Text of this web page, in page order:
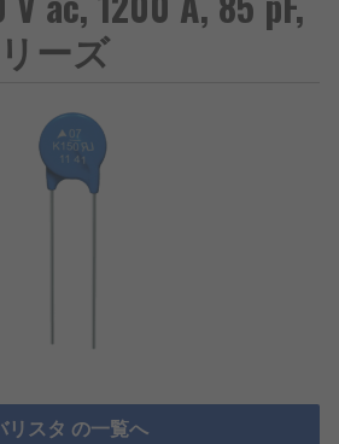
ーズ
リスタ の一覧へ